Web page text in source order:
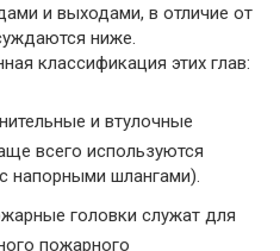
и выходами, в отличие от
ниже.
классификация этих глав:
и втулочные
всего используются
напорными шлангами).
головки служат для
пожарного